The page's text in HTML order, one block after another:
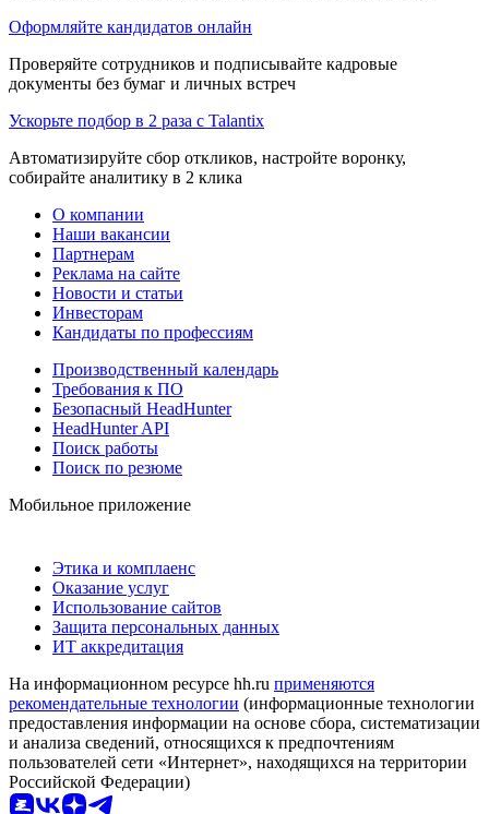
Оформляйте кандидатов онлайн
Проверяйте сотрудников и подписывайте кадровые
документы без бумаг и личных встреч
Ускорьте подбор в 2 раза с Talantix
Автоматизируйте сбор откликов, настройте воронку,
собирайте аналитику в 2 клика
О компании
Наши вакансии
Партнерам
Реклама на сайте
Новости и статьи
Инвесторам
Кандидаты по профессиям
Производственный календарь
Требования к ПО
Безопасный HeadHunter
HeadHunter API
Поиск работы
Поиск по резюме
Мобильное приложение
Этика и комплаенс
Оказание услуг
Использование сайтов
Защита персональных данных
ИТ аккредитация
На информационном ресурсе hh.ru применяются
рекомендательные технологии (информационные технологии
предоставления информации на основе сбора, систематизации
и анализа сведений, относящихся к предпочтениям
пользователей сети «Интернет», находящихся на территории
Российской Федерации)